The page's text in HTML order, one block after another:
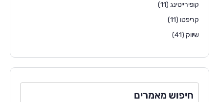
קופירייטינג(11)
קריפטו (11)
שיווק (41)
חיפוש מאמרים